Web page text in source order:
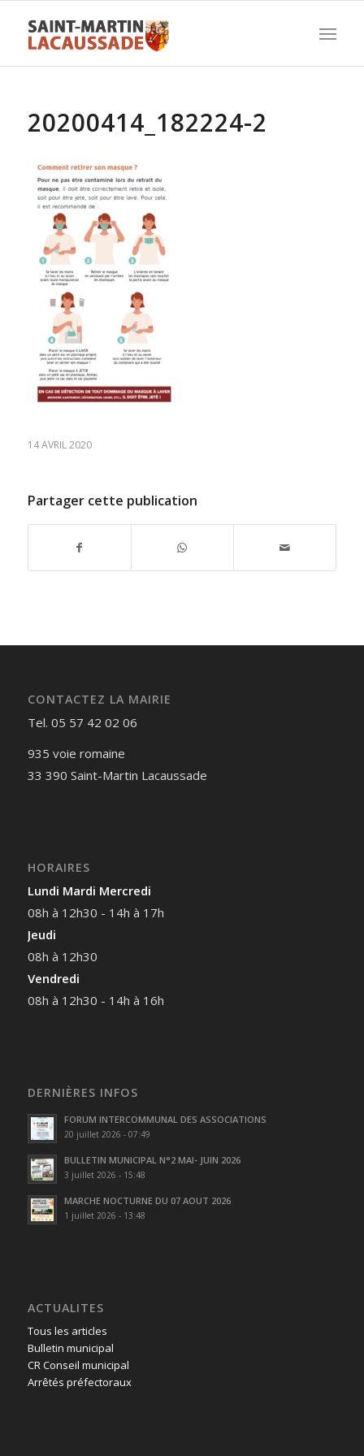
20200414_182224-2
14 AVRIL 2020
Partager cette publication
CONTACTEZ LA MAIRIE
Tel. 05 57 42 02 06
935 voie romaine
33 390 Saint-Martin Lacaussade
HORAIRES
Lundi Mardi Mercredi
08h à 12h30 - 14h à 17h
Jeudi
08h à 12h30
Vendredi
08h à 12h30 - 14h à 16h
DERNIÈRES INFOS
FORUM INTERCOMMUNAL DES ASSOCIATIONS
20 juillet 2026 - 07:49
BULLETIN MUNICIPAL N°2 MAI- JUIN 2026
3 juillet 2026 - 15:48
MARCHE NOCTURNE DU 07 AOUT 2026
1 juillet 2026 - 13:48
ACTUALITES
Tous les articles
Bulletin municipal
CR Conseil municipal
Arrêtés préfectoraux